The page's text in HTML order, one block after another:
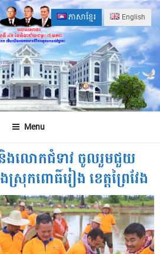
ភាសាខ្មែរ English
Menu
ងលោកជំទាវ ចូលរួមជួយ
ស្រុកពោធិ៍រៀង ខេត្តព្រៃវែង